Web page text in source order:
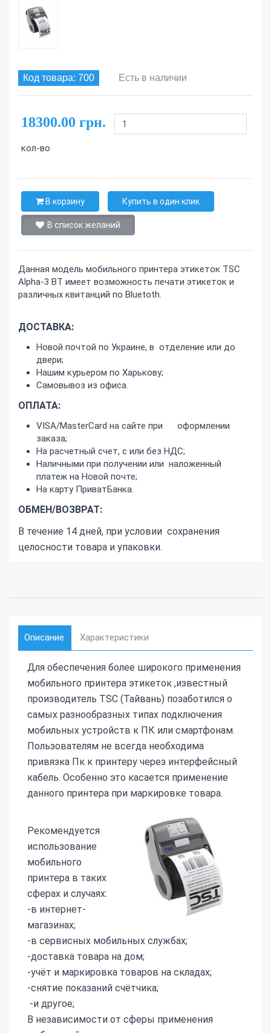
Код товара: 700 Есть в наличии
18300.00 грн.
кол-во
В корзину Купить в один клик
В список желаний
Данная модель мобильного принтера этикеток TSC
Alpha-3 BT имеет возможность печати этикеток и
различных квитанций по Bluetoth.
ДОСТАВКА:
Новой почтой по Украине, в отделение или до
двери;
Нашим курьером по Харькову;
Самовывоз из офиса.
ОПЛАТА:
VISA/MasterCard на сайте при оформлении
заказа;
На расчетный счет, с или без НДС;
Наличными при получении или наложенный
платеж на Новой почте;
На карту ПриватБанка.
ОБМЕН/ВОЗВРАТ:
В течение 14 дней, при условии сохранения
целосности товара и упаковки.
Описание Характеристики
Для обеспечения более широкого применения
мобильного принтера этикеток ,известный
производитель TSC (Тайвань) позаботился о
самых разнообразных типах подключения
мобильных устройств к ПК или смартфонам.
Пользователям не всегда необходима
привязка Пк к принтеру через интерфейсный
кабель. Особенно это касается применение
данного принтера при маркировке товара.
Рекомендуется
использование
мобильного
принтера в таких
сферах и случаях:
-в интернет-
магазинах;
-в сервисных мобильных службах;
-доставка товара на дом;
-учёт и маркировка товаров на складах;
-снятие показаний счётчика;
-и другое;
В независимости от сферы применения